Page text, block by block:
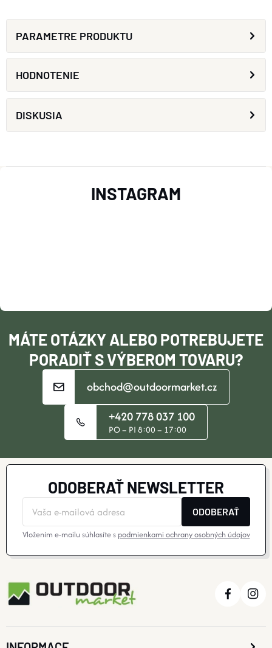
PARAMETRE PRODUKTU
HODNOTENIE
DISKUSIA
T
MÁTE OTÁZKY ALEBO POTREBUJETE
PORADIŤ S VÝBEROM TOVARU?
obchod@outdoormarket.cz
+420 778 037 100
PO – PI 8:00 – 17:00
INSTAGRAM
ODOBERAŤ NEWSLETTER
ODOBERAŤ
Vložením e-mailu súhlasíte s podmienkami ochrany osobných údajov